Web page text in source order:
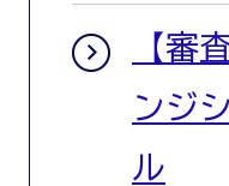
【審
ンジ
ル